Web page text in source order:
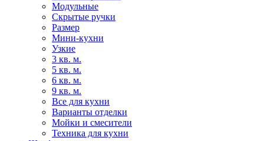
Модульные
Скрытые ручки
Размер
Мини-кухни
Узкие
3 кв. м.
5 кв. м.
6 кв. м.
9 кв. м.
Все для кухни
Варианты отделки
Мойки и смесители
Техника для кухни